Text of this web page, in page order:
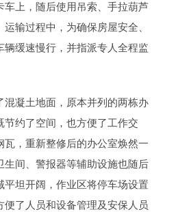
车上，随后使用吊索、手拉葫芦
输过程中，为确保房屋安全、
辆缓速慢行，并指派专人全程监
混凝土地面，原本并列的两栋办
节约了空间，也方便了工作交
瓦，重新整修后的办公室焕然一
生间、警报器等辅助设施也随后
平坦开阔，作业区将停车场设置
便了人员和设备管理及安保人员